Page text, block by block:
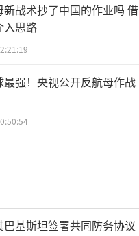
新战术抄了中国的作业吗 借
入思路
最强！央视公开反航母作战
基斯坦签署共同防务协议